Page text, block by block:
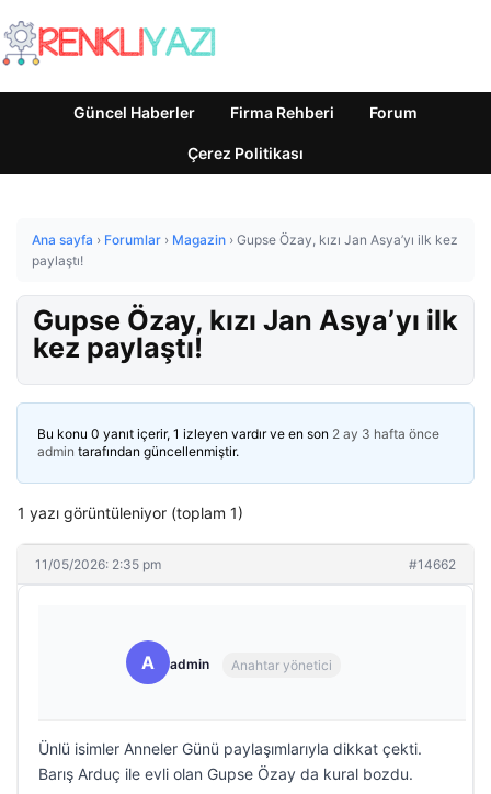
Güncel Haberler Firma Rehberi Forum
Çerez Politikası
Ana sayfa › Forumlar › Magazin › Gupse Özay, kızı Jan Asya’yı ilk kez
paylaştı!
Gupse Özay, kızı Jan Asya’yı ilk
kez paylaştı!
Bu konu 0 yanıt içerir, 1 izleyen vardır ve en son 2 ay 3 hafta önce
admin tarafından güncellenmiştir.
1 yazı görüntüleniyor (toplam 1)
11/05/2026: 2:35 pm #14662
A admin Anahtar yönetici
Ünlü isimler Anneler Günü paylaşımlarıyla dikkat çekti.
Barış Arduç ile evli olan Gupse Özay da kural bozdu.